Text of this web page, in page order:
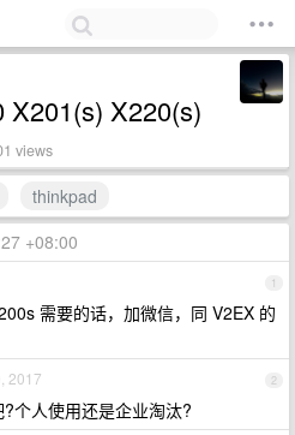
X201(s) X220(s)
views
thinkpad
+08:00
1
需要的话，加微信，同 V2EX 的
2
2017
个人使用还是企业淘汰?